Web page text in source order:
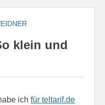
klein und
ich für teltarif.de